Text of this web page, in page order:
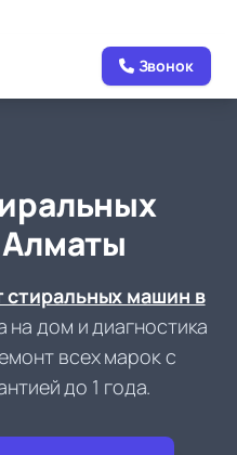
Звонок
машин в
на дом и диагностика
всех марок с
до 1 года.